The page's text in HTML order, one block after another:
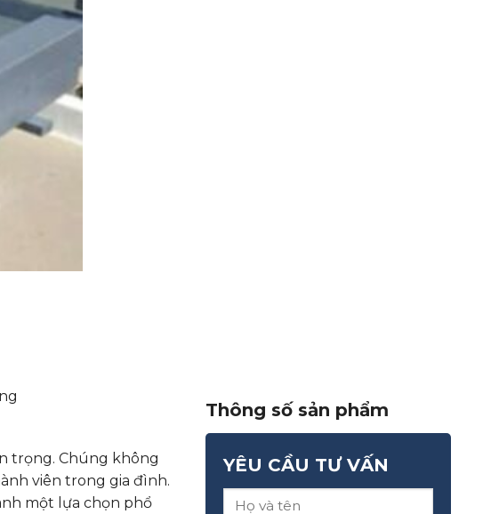
trọng. Chúng không
viên trong gia đình.
một lựa chọn phổ
Thông số sản phẩm
YÊU CẦU TƯ VẤN